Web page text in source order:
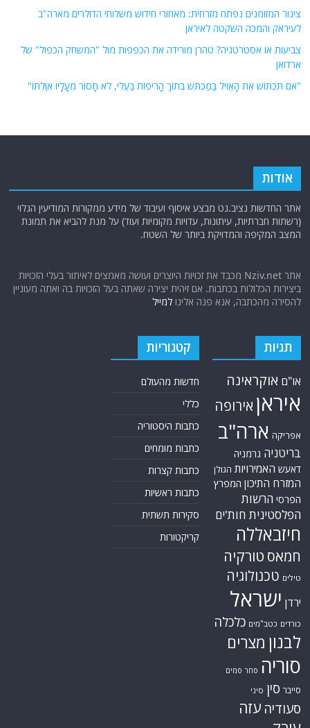
צינור המזומנים נפתח מזרחית: מאחורי חידוש משלוחי הדולרים מארה"ב
לעיראק והמכה השקטה לאיראן
צביעות או אסטרטגיה? טהרן מורידה את הכפפות מול "המשחק הכפול" של
ארדואן
"אִם תִּכְתּוֹשׁ אֶת הָאֱוִיל בַּמַּכְתֵּשׁ בְּתוֹךְ הָרִיפוֹת בַּעֱלִי, לֹא תָסוּר מֵעָלָיו אִוַּלְתּוֹ"
אודות
אתר החדשות נציב.נט מבצע איסוף ועיבוד של מידע ממקורות המודיעין הגלוי
(רשתות חברתיות, עיתונות, עדויות מקומיות ועוד) על מנת להביא את תמונת
המצב המקיפה והמדויקת ביותר של השטח.
אתר Nziv.net מכבד את זכויות היוצרים ועושה מאמצים לאיתור בעלי הזכויות
ביצירות הכלולות בכתבות. אם זיהית יצירה שאתה בעל הזכויות בה ואתה מעוניין
להסירה מהכתבה, אנא פנה אלינולמייל
תגיות
או"ם אוקראינה
איראן אירופה
אפריקה ארה"ב
בריטניה גרמניה
דאעש האמירויות הגולן
המזרח התיכון המפרץ
הפרסי הרשות
הפלסטינית חות'ים
חיזבאללה
חמאס טורקיה
טילים טכנולוגיה
ירדן ישראל
כורדים כטב"מים כלכלה
לבנון מצרים
סוריה סחר סמים
סייבר סין סיני
סעודיה עזה
קטגוריות
חדשות מהעולם
כללי
כתבות היסטוריה
כתבות מומחים
כתבות קצרות
כתבות ראשיות
סקירות תשתית
קריקטורות